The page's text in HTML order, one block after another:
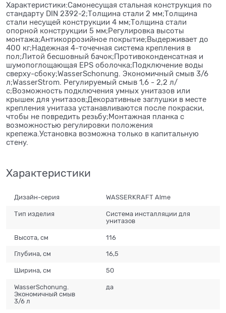
Характеристики:Самонесущая стальная конструкция по
стандарту DIN 2392-2;Толщина стали 2 мм;Толщина
стали несущей конструкции 4 мм;Толщина стали
опорной конструкции 5 мм;Регулировка высоты
монтажа;Антикоррозийное покрытие;Выдерживает до
400 кг;Надежная 4-точечная система крепления в
пол;Литой бесшовный бачок;Противоконденсатная и
шумопоглощающая EPS оболочка;Подключение воды
сверху-сбоку;WasserSchonung. Экономичный смыв 3/6
л;WasserStrom. Регулируемый смыв 1,6 - 2,2 л/
с;Возможность подключения умных унитазов или
крышек для унитазов;Декоративные заглушки в месте
крепления унитаза устанавливаются после покраски,
чтобы не повредить резьбу;Mонтажная планка с
возможностью регулировки положения
крепежа.Установка возможна только в капитальную
стену.
Характеристики
Дизайн-серия WASSERKRAFT Alme
Тип изделия
Система инсталляции для
унитазов
Высота, см 116
Глубина, см 16,5
Ширина, см 50
WasserSchonung.
Экономичный смыв
3/6 л
да